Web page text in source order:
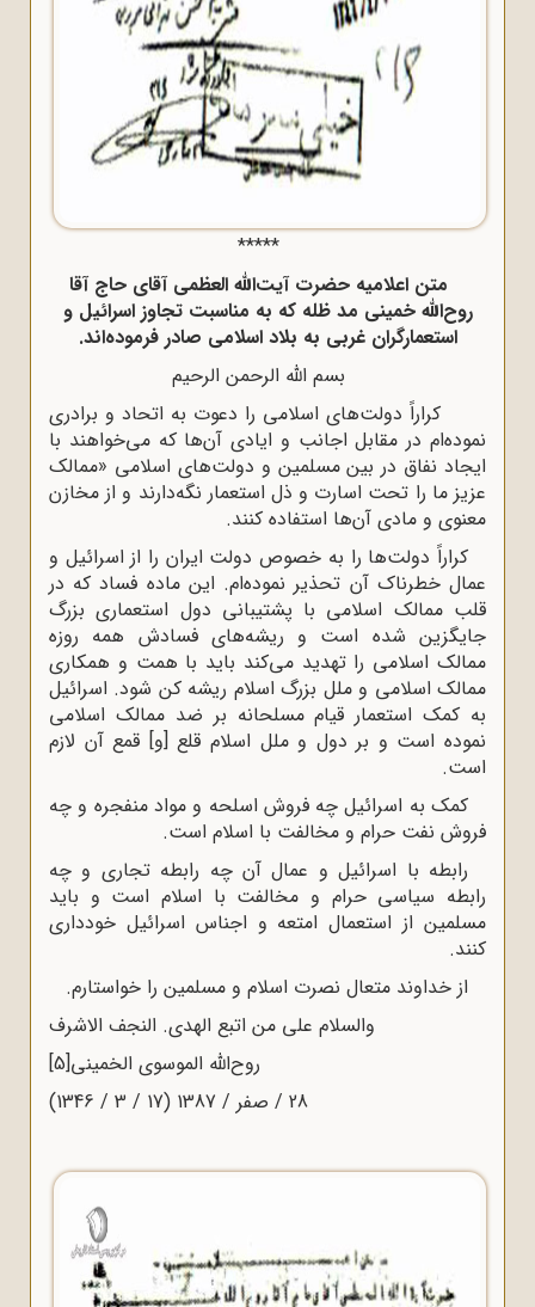
*****
متن اعلامیه حضرت آیت‌الله العظمی آقای حاج آقا
روح‌الله خمینی مد ظله که به مناسبت تجاوز اسرائیل و
استعمارگران غربی به بلاد اسلامی صادر فرموده‌اند.
بسم الله الرحمن الرحیم
کراراً دولت‌های اسلامی را دعوت به اتحاد و برادری
نموده‌ام در مقابل اجانب و ایادی آن‌ها که می‌خواهند با
ایجاد نفاق در بین مسلمین و دولت‌های اسلامی «ممالک
عزیز ما را تحت اسارت و ذل استعمار نگه‌دارند و از مخازن
معنوی و مادی آن‌ها استفاده کنند.
کراراً دولت‌ها را به خصوص دولت ایران را از اسرائیل و
عمال خطرناک آن تحذیر نموده‌ام. این ماده فساد که در
قلب ممالک اسلامی با پشتیبانی دول استعماری بزرگ
جایگزین شده است و ریشه‌های فسادش همه روزه
ممالک اسلامی را تهدید می‌کند باید با همت و همکاری
ممالک اسلامی و ملل بزرگ اسلام ریشه کن شود. اسرائیل
به کمک استعمار قیام مسلحانه بر ضد ممالک اسلامی
نموده است و بر دول و ملل اسلام قلع [و] قمع آن لازم
است.
کمک به اسرائیل چه فروش اسلحه و مواد منفجره و چه
فروش نفت حرام و مخالفت با اسلام است.
رابطه با اسرائیل و عمال آن چه رابطه تجاری و چه
رابطه سیاسی حرام و مخالفت با اسلام است و باید
مسلمین از استعمال امتعه و اجناس اسرائیل خودداری
کنند.
از خداوند متعال نصرت اسلام و مسلمین را خواستارم.
والسلام علی من اتبع الهدی. النجف الاشرف
روح‌الله الموسوی الخمینی[5]
28 / صفر / 1387 (17 / 3 / 1346)